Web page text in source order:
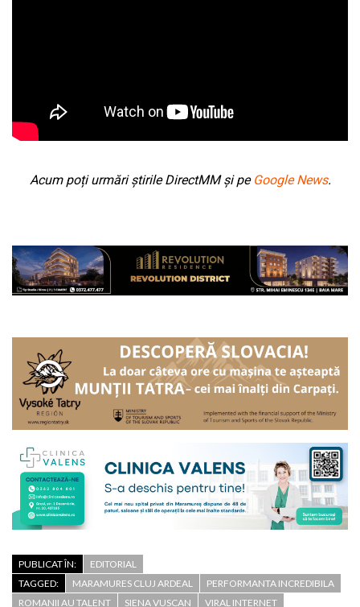
Acum poți urmări știrile DirectMM și pe Google News.
PUBLICAT ÎN:
EDITORIAL
TAGGED:
MARAMURES CLUJ ARDEAL
PERFORMANTA INCREDIBILA
ROMANII AU TALENT
SIENA VUSCAN VIRAL INTERNET